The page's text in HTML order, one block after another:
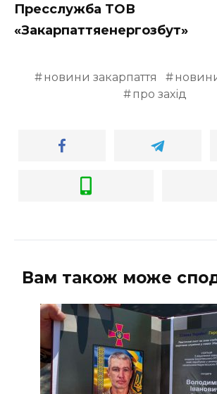
Пресслужба ТОВ
«Закарпаттяенергозбут»
новини закарпаття
про захід
Вам також може